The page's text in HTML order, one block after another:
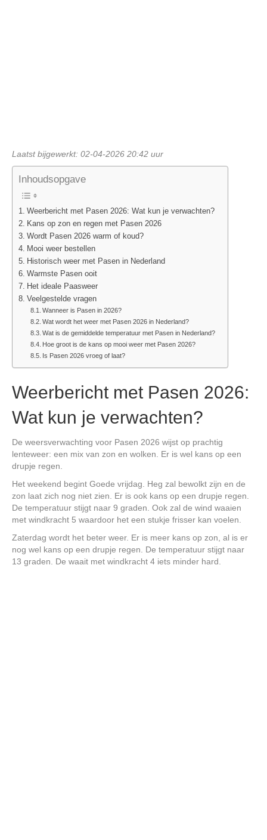
Laatst bijgewerkt: 02-04-2026 20:42 uur
Inhoudsopgave
Weerbericht met Pasen 2026: Wat kun je verwachten?
Kans op zon en regen met Pasen 2026
Wordt Pasen 2026 warm of koud?
Mooi weer bestellen
Historisch weer met Pasen in Nederland
Warmste Pasen ooit
Het ideale Paasweer
Veelgestelde vragen
Wanneer is Pasen in 2026?
Wat wordt het weer met Pasen 2026 in Nederland?
Wat is de gemiddelde temperatuur met Pasen in Nederland?
Hoe groot is de kans op mooi weer met Pasen 2026?
Is Pasen 2026 vroeg of laat?
Weerbericht met Pasen 2026:
Wat kun je verwachten?
De weersverwachting voor Pasen 2026 wijst op prachtig
lenteweer: een mix van zon en wolken. Er is wel kans op een
drupje regen.
Het weekend begint Goede vrijdag. Heg zal bewolkt zijn en de
zon laat zich nog niet zien. Er is ook kans op een drupje regen.
De temperatuur stijgt naar 9 graden. Ook zal de wind waaien
met windkracht 5 waardoor het een stukje frisser kan voelen.
Zaterdag wordt het beter weer. Er is meer kans op zon, al is er
nog wel kans op een drupje regen. De temperatuur stijgt naar
13 graden. De waait met windkracht 4 iets minder hard.